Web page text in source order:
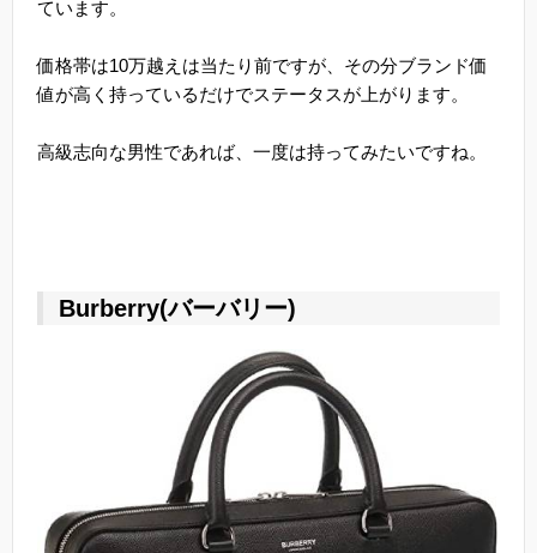
ています。
価格帯は10万越えは当たり前ですが、その分ブランド価
値が高く持っているだけでステータスが上がります。
高級志向な男性であれば、一度は持ってみたいですね。
Burberry(バーバリー)